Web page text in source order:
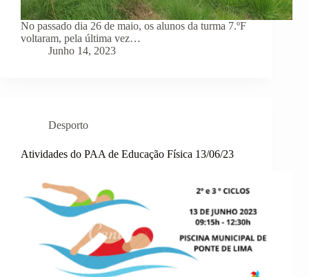
No passado dia 26 de maio, os alunos da turma 7.ºF
voltaram, pela última vez…
Junho 14, 2023
Desporto
Atividades do PAA de Educação Física 13/06/23